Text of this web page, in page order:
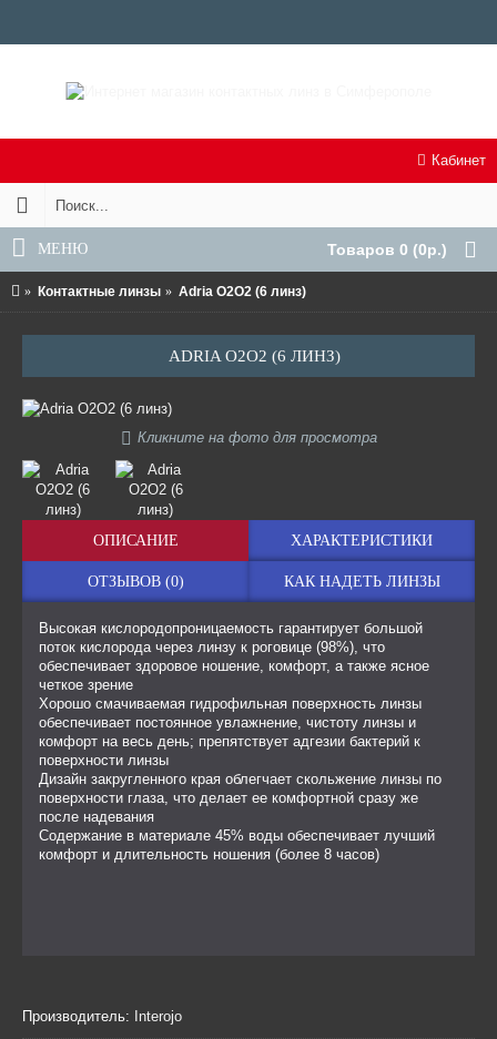
Товаров 0 (0р.)
Кабинет
МЕНЮ
Контактные линзы Adria O2O2 (6 линз)
ADRIA O2O2 (6 ЛИНЗ)
Кликните на фото для просмотра
ОПИСАНИЕ ХАРАКТЕРИСТИКИ
ОТЗЫВОВ (0) КАК НАДЕТЬ ЛИНЗЫ
Высокая кислородопроницаемость гарантирует большой
поток кислорода через линзу к роговице (98%), что
обеспечивает здоровое ношение, комфорт, а также ясное
четкое зрение
Хорошо смачиваемая гидрофильная поверхность линзы
обеспечивает постоянное увлажнение, чистоту линзы и
комфорт на весь день; препятствует адгезии бактерий к
поверхности линзы
Дизайн закругленного края облегчает скольжение линзы по
поверхности глаза, что делает ее комфортной сразу же
после надевания
Содержание в материале 45% воды обеспечивает лучший
комфорт и длительность ношения (более 8 часов)
Производитель: Interojo